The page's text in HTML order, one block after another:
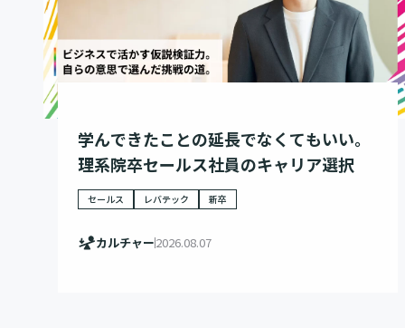
学んできたことの延長でなくてもいい。
理系院卒セールス社員のキャリア選択
セールス レバテック 新卒
カルチャー2026.08.07